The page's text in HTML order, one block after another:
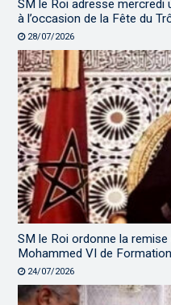
SM le Roi adresse mercredi
à l’occasion de la Fête du
28/07/2026
SM le Roi ordonne la
Mohammed VI de
24/07/2026